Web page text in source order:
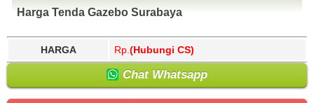
Harga Tenda Gazebo Surabaya
HARGA Rp. (Hubungi CS)
Chat Whatsapp